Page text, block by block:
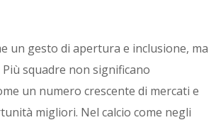
un gesto di apertura e inclusione, ma
squadre non significano
un numero crescente di mercati e
migliori. Nel calcio come negli